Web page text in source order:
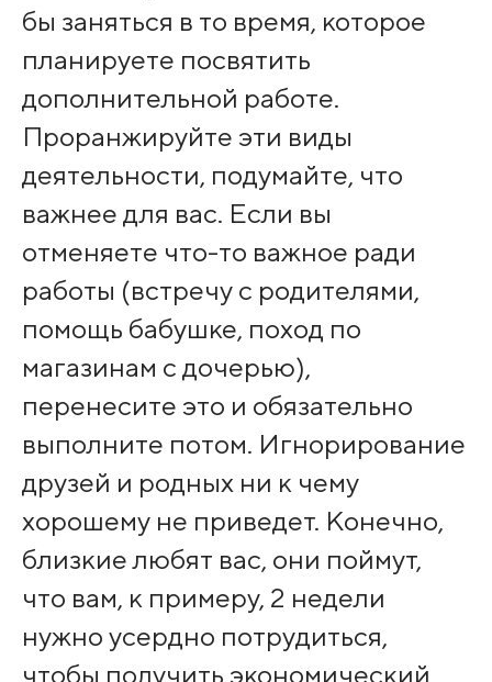
бы заняться в то время, которое
планируете посвятить
дополнительной работе.
Проранжируйте эти виды
деятельности, подумайте, что
важнее для вас. Если вы
отменяете что-то важное ради
работы (встречу с родителями,
помощь бабушке, поход по
магазинам с дочерью),
перенесите это и обязательно
выполните потом. Игнорирование
друзей и родных ни к чему
хорошему не приведет. Конечно,
близкие любят вас, они поймут,
что вам, к примеру, 2 недели
нужно усердно потрудиться,
чтобы получить экономический